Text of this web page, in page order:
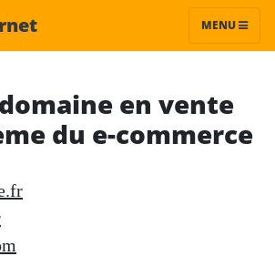
MENU
en vente
du e-commerce